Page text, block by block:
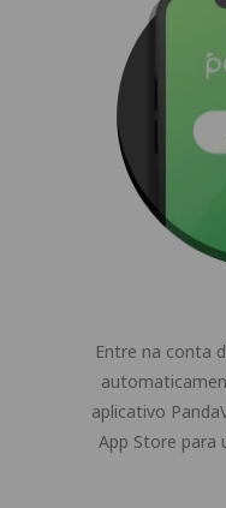
Entre na conta
aplicativo
App Store para